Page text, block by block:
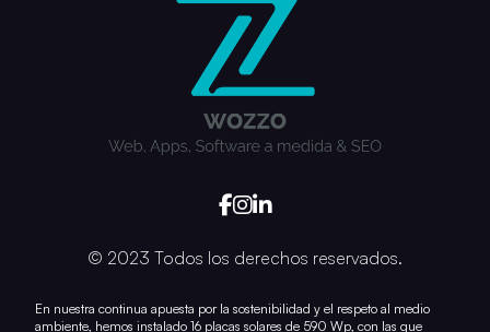
© 2023 Todos los derechos reservados.
En nuestra continua apuesta por la sostenibilidad y el respeto al medio
ambiente, hemos instalado 16 placas solares de 590 Wp, con las que